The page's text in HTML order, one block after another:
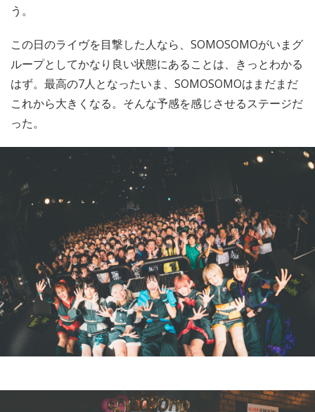
う。
この日のライヴを目撃した人なら、SOMOSOMOがいまグ
ループとしてかなり良い状態にあることは、きっとわかる
はず。最高の7人となったいま、SOMOSOMOはまだまだ
これから大きくなる。そんな予感を感じさせるステージだ
った。